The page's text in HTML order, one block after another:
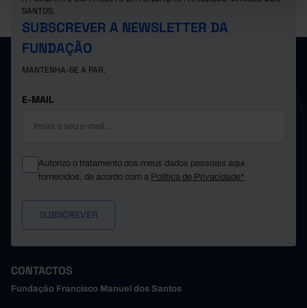
SANTOS.
SUBSCREVER A NEWSLETTER DA
FUNDAÇÃO
MANTENHA-SE A PAR.
E-MAIL
Autorizo o tratamento dos meus dados pessoais aqui
fornecidos, de acordo com a Política de Privacidade*
CONTACTOS
Fundação Francisco Manuel dos Santos